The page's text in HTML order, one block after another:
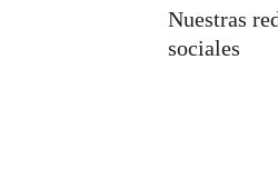
Nuestras
sociales